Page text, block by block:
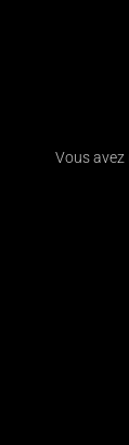
Vous avez